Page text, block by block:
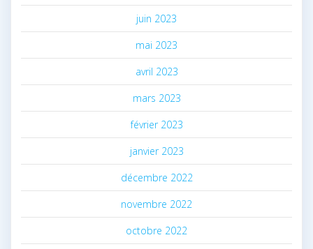
juin 2023
mai 2023
avril 2023
mars 2023
février 2023
janvier 2023
décembre 2022
novembre 2022
octobre 2022